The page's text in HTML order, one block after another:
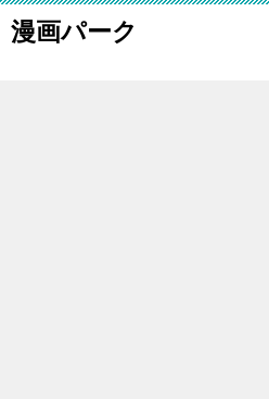
漫画パーク